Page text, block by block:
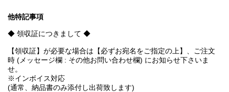
他特記事項
◆ 領収証につきまして ◆
【領収証】が必要な場合は【必ずお宛名をご指定の上】、ご注文
時 (メッセージ欄 : その他お問い合わせ欄) にお知らせ下さいま
せ。
※インボイス対応
(通常、納品書のみ添付し出荷致します)